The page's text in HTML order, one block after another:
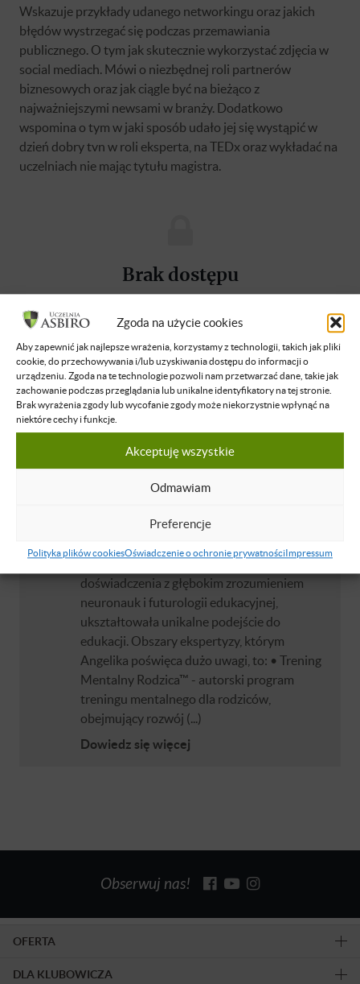
Zgoda na użycie cookies
Aby zapewnić jak najlepsze wrażenia, korzystamy z technologii, takich jak pliki
cookie, do przechowywania i/lub uzyskiwania dostępu do informacji o
urządzeniu. Zgoda na te technologie pozwoli nam przetwarzać dane, takie jak
zachowanie podczas przeglądania lub unikalne identyfikatory na tej stronie.
Brak wyrażenia zgody lub wycofanie zgody może niekorzystnie wpłynąć na
niektóre cechy i funkcje.
Akceptuję wszystkie
Odmawiam
Preferencje
Polityka plików cookiesOświadczenie o ochronie prywatnościImpressum
Wskazuje przykłady udanego networkingu oraz jakich
błędów wystrzegać się podczas przemawiania
publicznego. O tym jak skutecznie wykorzystać zdjęcia w
social mediach. Mówi o niezbędnej roli partnerów
biznesowych oraz jak ciągle być na bieżąco z
najważniejszymi newsami w branży. Dodatkowo
wspomina o tym w jaki sposób udało jej się wystąpić w
dzień dobry tvn w roli eksperta, na TEDx oraz wykładać na
uczelniach nie mając tytułu magistra.
Brak dostępu
Zaloguj się
O WYKŁADOWCY
Angelika M. Talaga
Przedsiębiorca. Ekspertka w dziedzinie
edukacji alternatywnej i rozwoju
intelektualnego dzieci, z misją by na całym
spotykał się z możliwościami, jakie mogą
edukacyjna, łącząca międzynarodowe
doświadczenia z głębokim zrozumieniem
neuronauk i futurologii edukacyjnej,
ukształtowała unikalne podejście do
edukacji. Obszary ekspertyzy, którym
Angelika poświęca dużo uwagi, to: • Trening
Mentalny Rodzica™ - autorski program
treningu mentalnego dla rodziców,
obejmujący rozwój (...)
Dowiedz się więcej
Obserwuj nas!
OFERTA
DLA KLUBOWICZA